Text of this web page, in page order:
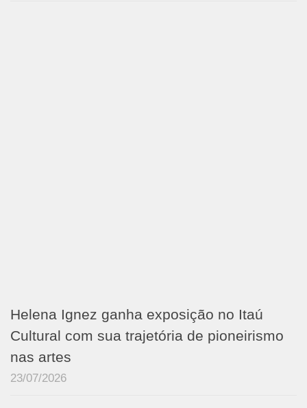
Helena Ignez ganha exposição no Itaú
Cultural com sua trajetória de pioneirismo
nas artes
23/07/2026